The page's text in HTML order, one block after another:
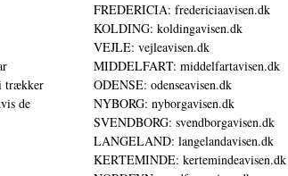
trækker
de
FREDERICIA: fredericiaavisen.dk
KOLDING: koldingavisen.dk
VEJLE: vejleavisen.dk
MIDDELFART: middelfartavisen.dk
ODENSE: odenseavisen.dk
NYBORG: nyborgavisen.dk
SVENDBORG: svendborgavisen.dk
LANGELAND: langelandavisen.dk
KERTEMINDE: kertemindeavisen.dk